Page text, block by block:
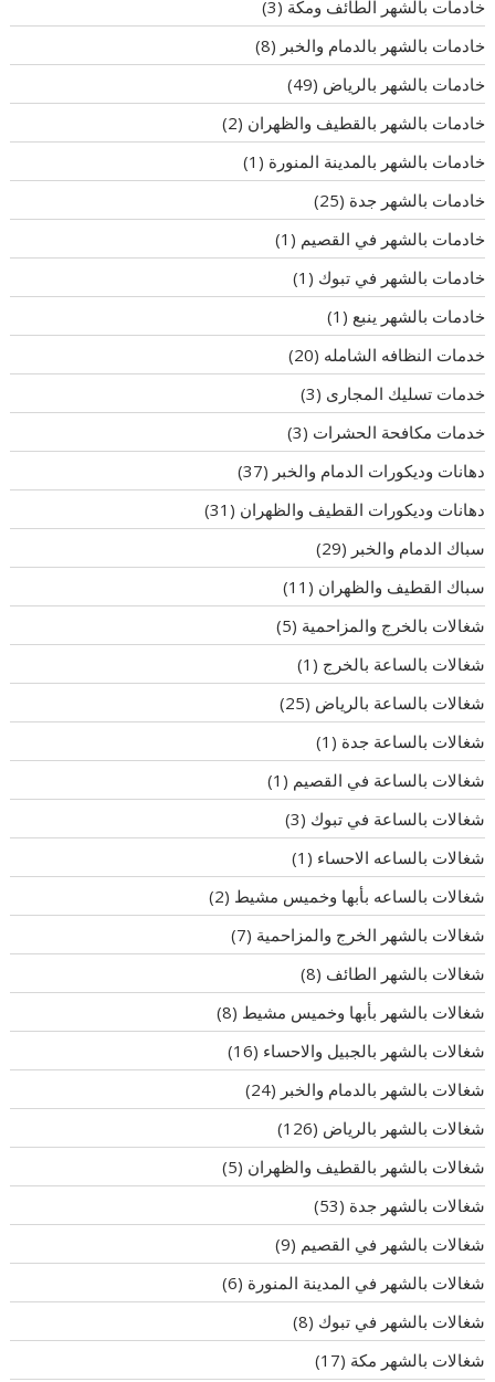
خادمات بالشهر الطائف ومكة (3)
خادمات بالشهر بالدمام والخبر (8)
خادمات بالشهر بالرياض (49)
خادمات بالشهر بالقطيف والظهران (2)
خادمات بالشهر بالمدينة المنورة (1)
خادمات بالشهر جدة (25)
خادمات بالشهر في القصيم (1)
خادمات بالشهر في تبوك (1)
خادمات بالشهر ينبع (1)
خدمات النظافه الشامله (20)
خدمات تسليك المجارى (3)
خدمات مكافحة الحشرات (3)
دهانات وديكورات الدمام والخبر (37)
دهانات وديكورات القطيف والظهران (31)
سباك الدمام والخبر (29)
سباك القطيف والظهران (11)
شغالات بالخرج والمزاحمية (5)
شغالات بالساعة بالخرج (1)
شغالات بالساعة بالرياض (25)
شغالات بالساعة جدة (1)
شغالات بالساعة في القصيم (1)
شغالات بالساعة في تبوك (3)
شغالات بالساعه الاحساء (1)
شغالات بالساعه بأبها وخميس مشيط (2)
شغالات بالشهر الخرج والمزاحمية (7)
شغالات بالشهر الطائف (8)
شغالات بالشهر بأبها وخميس مشيط (8)
شغالات بالشهر بالجبيل والاحساء (16)
شغالات بالشهر بالدمام والخبر (24)
شغالات بالشهر بالرياض (126)
شغالات بالشهر بالقطيف والظهران (5)
شغالات بالشهر جدة (53)
شغالات بالشهر في القصيم (9)
شغالات بالشهر في المدينة المنورة (6)
شغالات بالشهر في تبوك (8)
شغالات بالشهر مكة (17)